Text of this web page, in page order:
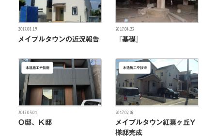
2017.08.19
メイプルタウンの近況報告
2017.04.23
『基礎』
木造施工や技術
2017.03.01
Ｏ邸、Ｋ邸
木造施工や技術
2017.02.08
メイプルタウン紅葉ヶ丘Y
様邸完成